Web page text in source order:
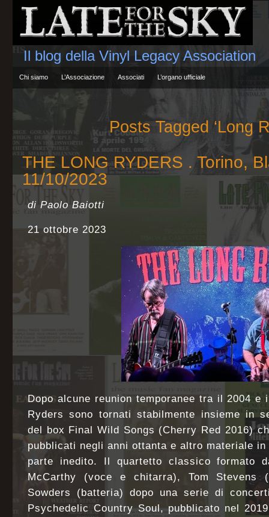
Il blog della Vinyl Legacy Association
Chi siamo L’Associazione Associati L’organo ufficiale
Posts Tagged ‘Long
THE LONG RYDERS . Torino,
11/10/2023
di Paolo Baiotti
21 ottobre 2023
Dopo alcune reunion temporanee tra il 2004
Ryders sono tornati stabilmente insieme in
del box Final Wild Songs (Cherry Red 2016)
pubblicati negli anni ottanta e altro materiale
parte inedito. Il quartetto classico formato
McCarthy (voce e chitarra), Tom Stevens
Sowders (batteria) dopo una serie di
Psychedelic Country Soul, pubblicato nel